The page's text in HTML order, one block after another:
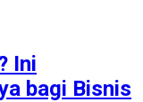
Ini
bagi Bisnis